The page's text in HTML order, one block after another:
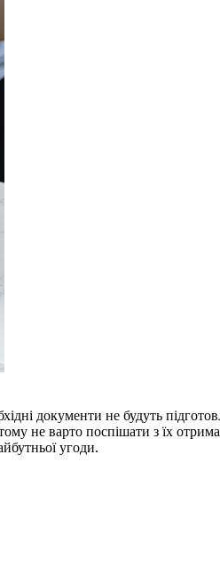
документи не будуть
не варто поспішати з їх
угоди.